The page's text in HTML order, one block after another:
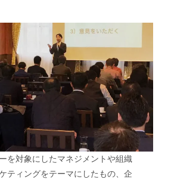
を対象にしたマネジメントや組織
ティングをテーマにしたもの、企